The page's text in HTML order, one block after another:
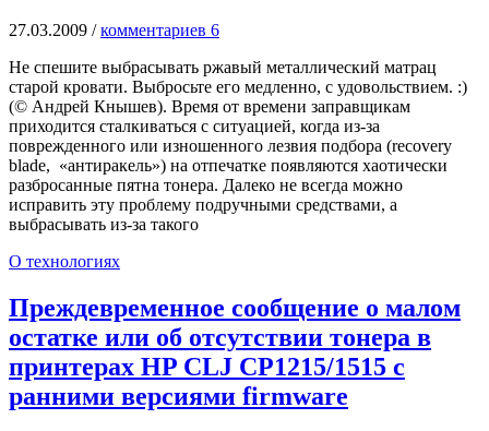
27.03.2009 /комментариев 6
Не спешите выбрасывать ржавый металлический матрац
старой кровати. Выбросьте его медленно, с удовольствием. :)
(© Андрей Кнышев). Время от времени заправщикам
приходится сталкиваться с ситуацией, когда из-за
поврежденного или изношенного лезвия подбора (recovery
blade, «антиракель») на отпечатке появляются хаотически
разбросанные пятна тонера. Далеко не всегда можно
исправить эту проблему подручными средствами, а
выбрасывать из-за такого
О технологиях
Преждевременное сообщение о малом
остатке или об отсутствии тонера в
принтерах HP CLJ CP1215/1515 с
ранними версиями firmware